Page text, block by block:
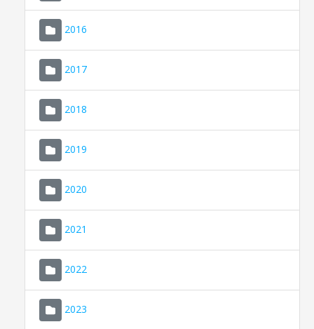
2016
2017
2018
2019
2020
2021
2022
2023